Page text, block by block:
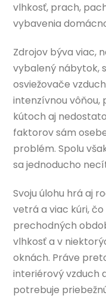
vlhkosť, prach,
vybavenia
Zdrojov býva viac,
vybalený nábytok,
osviežovače
intenzívnou vôňou,
kútoch aj
faktorov sám
problém. Spolu
sa jednoducho
Svoju úlohu hrá aj
vetrá a viac kúri, čo
prechodných
vlhkosť a v
oknách. Práve
interiérový vzduch
potrebuje